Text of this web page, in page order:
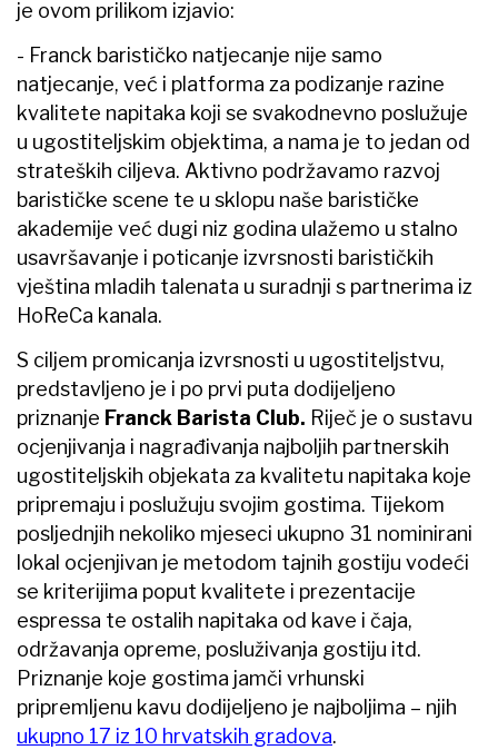
je ovom prilikom izjavio:
- Franck barističko natjecanje nije samo
natjecanje, već i platforma za podizanje razine
kvalitete napitaka koji se svakodnevno poslužuje
u ugostiteljskim objektima, a nama je to jedan od
strateških ciljeva. Aktivno podržavamo razvoj
barističke scene te u sklopu naše barističke
akademije već dugi niz godina ulažemo u stalno
usavršavanje i poticanje izvrsnosti barističkih
vještina mladih talenata u suradnji s partnerima iz
HoReCa kanala.
S ciljem promicanja izvrsnosti u ugostiteljstvu,
predstavljeno je i po prvi puta dodijeljeno
priznanje Franck Barista Club. Riječ je o sustavu
ocjenjivanja i nagrađivanja najboljih partnerskih
ugostiteljskih objekata za kvalitetu napitaka koje
pripremaju i poslužuju svojim gostima. Tijekom
posljednjih nekoliko mjeseci ukupno 31 nominirani
lokal ocjenjivan je metodom tajnih gostiju vodeći
se kriterijima poput kvalitete i prezentacije
espressa te ostalih napitaka od kave i čaja,
održavanja opreme, posluživanja gostiju itd.
Priznanje koje gostima jamči vrhunski
pripremljenu kavu dodijeljeno je najboljima – njih
ukupno 17 iz 10 hrvatskih gradova.